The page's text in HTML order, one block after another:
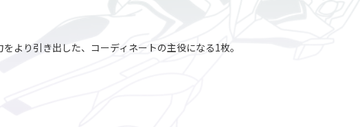
より引き出した、コーディネートの主役になる1枚。